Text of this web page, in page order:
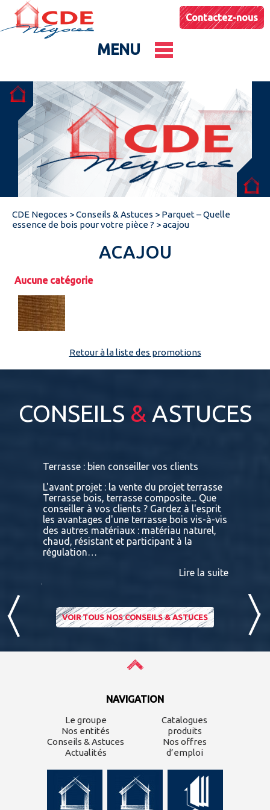
Contactez-nous
MENU
Le groupe
Nos entités
Conseils & Astuces
Actualités
Catalogues produits
Espace pro
CDE Negoces >Conseils & Astuces > Parquet – Quelle
essence de bois pour votre pièce ? >acajou
ACAJOU
Aucune catégorie
Retour à la liste des promotions
CONSEILS & ASTUCES
la suite
Terrasse : bien conseiller vos clients
L'avant projet : la vente du projet terrasse
Terrasse bois, terrasse composite... Que
conseiller à vos clients ? Gardez à l'esprit
les avantages d'une terrasse bois vis-à-vis
des autres matériaux : matériau naturel,
chaud, résistant et participant à la
régulation…
Lire la suite
VOIR TOUS NOS CONSEILS & ASTUCES
NAVIGATION
Le groupe
Nos entités
Conseils & Astuces
Actualités
Catalogues
produits
Nos offres
d’emploi